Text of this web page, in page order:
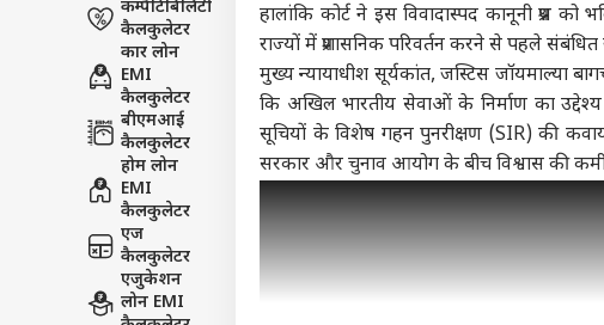
कम्पैटिबिलिटी
कैलकुलेटर
कार लोन
EMI
कैलकुलेटर
बीएमआई
कैलकुलेटर
होम लोन
EMI
कैलकुलेटर
एज
कैलकुलेटर
एजुकेशन
लोन EMI
हालांकि कोर्ट ने इस विवादास्पद कानूनी प्रश्न
राज्यों में प्रशासनिक परिवर्तन करने से पहले
मुख्य न्यायाधीश सूर्यकांत, जस्टिस जॉयमाल्या
कि अखिल भारतीय सेवाओं के निर्माण का
सूचियों के विशेष गहन पुनरीक्षण (SIR) की
सरकार और चुनाव आयोग के बीच विश्वास की
करियर्स
LOGIN
के लोकप्रिय
चौंकाया
इंडिया
गृह मंत्री अमित
TMC के 3
सांसद, की ये